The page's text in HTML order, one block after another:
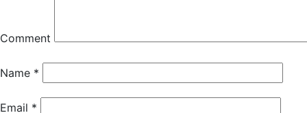
Comment
Name *
Email *